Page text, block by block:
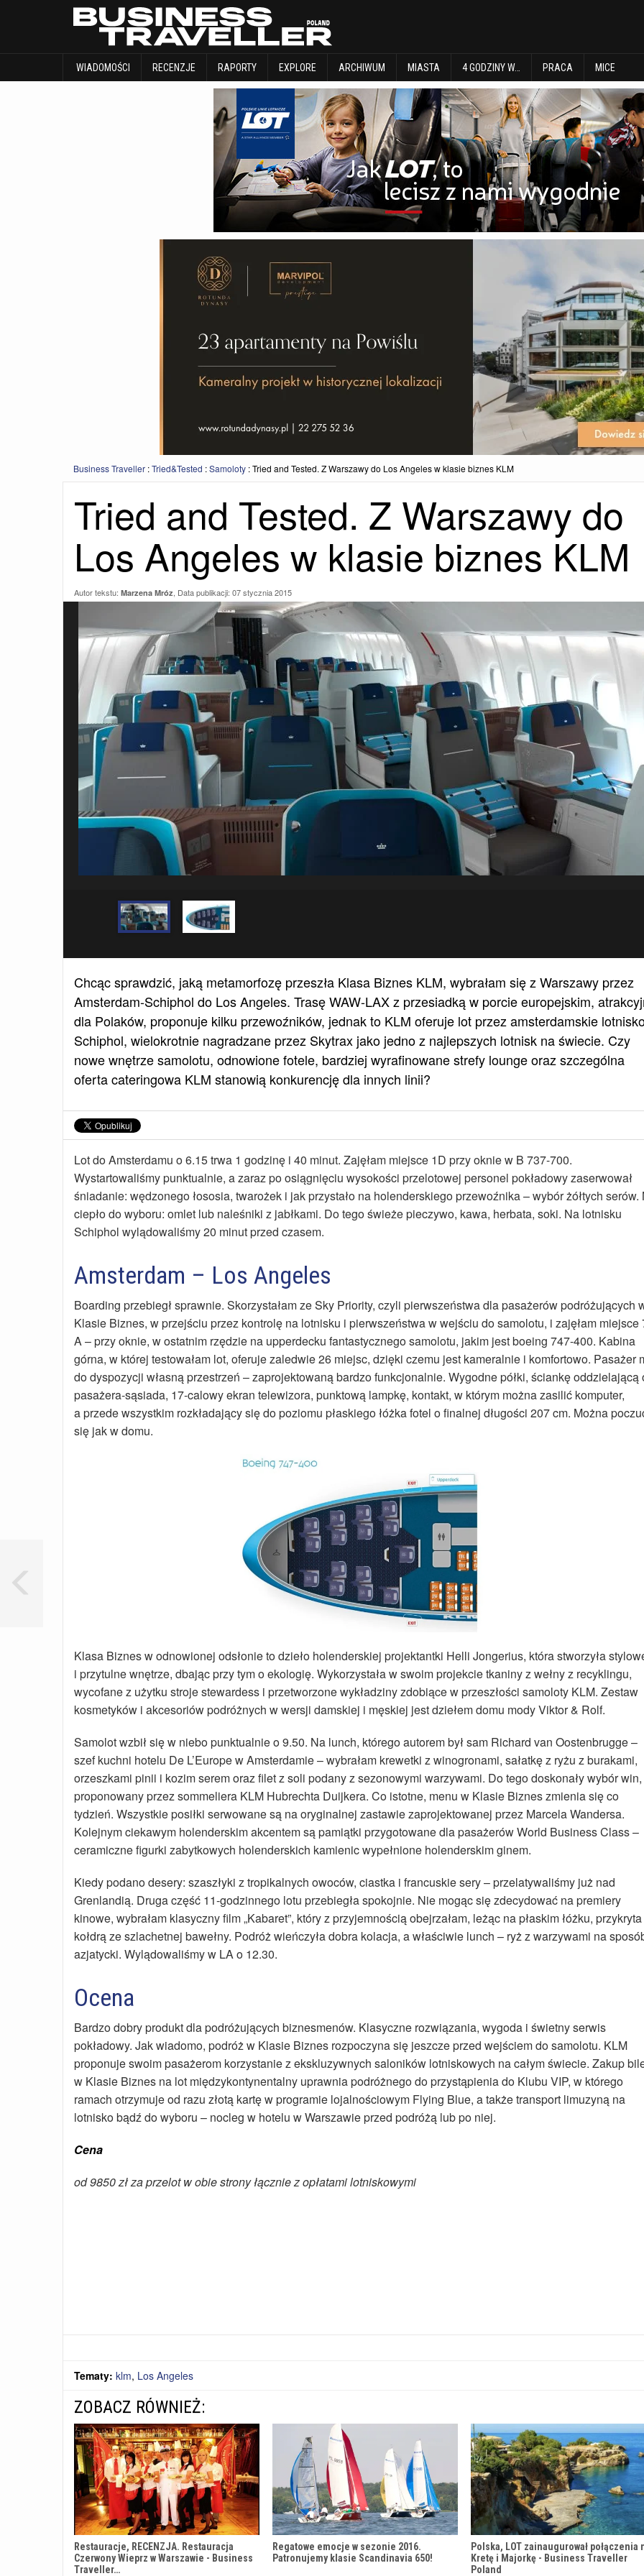
WIADOMOŚCI RECENZJE RAPORTY EXPLORE ARCHIWUM MIASTA 4 GODZINY W… PRACA MICE
WIADOMOŚCI RECENZJE
Business Traveller :Tried&Tested :Samoloty :Tried and Tested. Z Warszawy do Los Angeles w klasie biznes KLM
Tried and Tested. Z Warszawy do
Los Angeles w klasie biznes KLM
Autor tekstu: Marzena Mróz, Data publikacji: 07 stycznia 2015
Chcąc sprawdzić, jaką metamorfozę przeszła Klasa Biznes KLM, wybrałam się z Warszawy przez
Amsterdam-Schiphol do Los Angeles. Trasę WAW-LAX z przesiadką w porcie europejskim,
dla Polaków, proponuje kilku przewoźników, jednak to KLM oferuje lot przez amsterdamskie
Schiphol, wielokrotnie nagradzane przez Skytrax jako jedno z najlepszych lotnisk na świecie. Czy
nowe wnętrze samolotu, odnowione fotele, bardziej wyrafinowane strefy lounge oraz szczególna
oferta cateringowa KLM stanowią konkurencję dla innych linii?
Lot do Amsterdamu o 6.15 trwa 1 godzinę i 40 minut. Zajęłam miejsce 1D przy oknie w B 737-700.
Wystartowaliśmy punktualnie, a zaraz po osiągnięciu wysokości przelotowej personel pokładowy zaserwował
śniadanie: wędzonego łososia, twarożek i jak przystało na holenderskiego przewoźnika – wybór żółtych serów.
ciepło do wyboru: omlet lub naleśniki z jabłkami. Do tego świeże pieczywo, kawa, herbata, soki. Na lotnisku
Schiphol wylądowaliśmy 20 minut przed czasem.
Amsterdam – Los Angeles
Boarding przebiegł sprawnie. Skorzystałam ze Sky Priority, czyli pierwszeństwa dla pasażerów podróżujących
Klasie Biznes, w przejściu przez kontrolę na lotnisku i pierwszeństwa w wejściu do samolotu, i zajęłam miejsce
A – przy oknie, w ostatnim rzędzie na upperdecku fantastycznego samolotu, jakim jest boeing 747-400. Kabina
górna, w której testowałam lot, oferuje zaledwie 26 miejsc, dzięki czemu jest kameralnie i komfortowo. Pasażer
do dyspozycji własną przestrzeń – zaprojektowaną bardzo funkcjonalnie. Wygodne półki, ściankę oddzielającą
pasażera-sąsiada, 17-calowy ekran telewizora, punktową lampkę, kontakt, w którym można zasilić komputer,
a przede wszystkim rozkładający się do poziomu płaskiego łóżka fotel o finalnej długości 207 cm. Można
się jak w domu.
Klasa Biznes w odnowionej odsłonie to dzieło holenderskiej projektantki Helli Jongerius, która stworzyła
i przytulne wnętrze, dbając przy tym o ekologię. Wykorzystała w swoim projekcie tkaniny z wełny z recyklingu,
wycofane z użytku stroje stewardess i przetworzone wykładziny zdobiące w przeszłości samoloty KLM. Zestaw
kosmetyków i akcesoriów podróżnych w wersji damskiej i męskiej jest dziełem domu mody Viktor & Rolf.
Samolot wzbił się w niebo punktualnie o 9.50. Na lunch, którego autorem był sam Richard van Oostenbrugge –
szef kuchni hotelu De L’Europe w Amsterdamie – wybrałam krewetki z winogronami, sałatkę z ryżu z burakami,
orzeszkami pinii i kozim serem oraz filet z soli podany z sezonowymi warzywami. Do tego doskonały wybór win,
proponowany przez sommeliera KLM Hubrechta Duijkera. Co istotne, menu w Klasie Biznes zmienia się co
tydzień. Wszystkie posiłki serwowane są na oryginalnej zastawie zaprojektowanej przez Marcela Wandersa.
Kolejnym ciekawym holenderskim akcentem są pamiątki przygotowane dla pasażerów World Business Class –
ceramiczne figurki zabytkowych holenderskich kamienic wypełnione holenderskim ginem.
Kiedy podano desery: szaszłyki z tropikalnych owoców, ciastka i francuskie sery – przelatywaliśmy już nad
Grenlandią. Druga część 11-godzinnego lotu przebiegła spokojnie. Nie mogąc się zdecydować na premiery
kinowe, wybrałam klasyczny film „Kabaret”, który z przyjemnością obejrzałam, leżąc na płaskim łóżku, przykryta
kołdrą ze szlachetnej bawełny. Podróż wieńczyła dobra kolacja, a właściwie lunch – ryż z warzywami na
azjatycki. Wylądowaliśmy w LA o 12.30.
Ocena
Bardzo dobry produkt dla podróżujących biznesmenów. Klasyczne rozwiązania, wygoda i świetny serwis
pokładowy. Jak wiadomo, podróż w Klasie Biznes rozpoczyna się jeszcze przed wejściem do samolotu. KLM
proponuje swoim pasażerom korzystanie z ekskluzywnych saloników lotniskowych na całym świecie. Zakup
w Klasie Biznes na lot międzykontynentalny uprawnia podróżnego do przystąpienia do Klubu VIP, w którego
ramach otrzymuje od razu złotą kartę w programie lojalnościowym Flying Blue, a także transport limuzyną na
lotnisko bądź do wyboru – nocleg w hotelu w Warszawie przed podróżą lub po niej.
Cena
od 9850 zł za przelot w obie strony łącznie z opłatami lotniskowymi
Tematy: klm, Los Angeles
ZOBACZ RÓWNIEŻ:
Restauracje, RECENZJA. Restauracja
Czerwony Wieprz w Warszawie - Business
Traveller…
Regatowe emocje w sezonie 2016.
Patronujemy klasie Scandinavia 650!
Polska, LOT zainaugurował połączenia
Kretę i Majorkę - Business Traveller
Poland